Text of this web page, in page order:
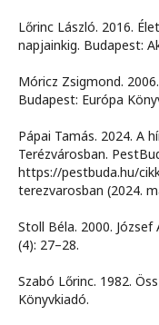
Lőrinc László. 2016.
napjainkig. Budapest:
Móricz Zsigmond.
Budapest: Európa
Pápai Tamás. 2024. A
Terézvárosban.
https://pestbuda.hu/
terezvarosban (2024.
Stoll Béla. 2000.
(4): 27–28.
Szabó Lőrinc. 1982.
Könyvkiadó.